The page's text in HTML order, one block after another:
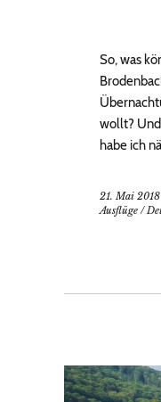
So, was
wollt?
habe ich
21. Mai 2018
Ausflüge /